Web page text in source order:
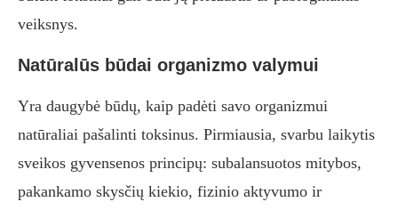
veiksnys.
Natūralūs būdai organizmo valymui
Yra daugybė būdų, kaip padėti savo organizmui
natūraliai pašalinti toksinus. Pirmiausia, svarbu laikytis
sveikos gyvensenos principų: subalansuotos mitybos,
pakankamo skysčių kiekio, fizinio aktyvumo ir